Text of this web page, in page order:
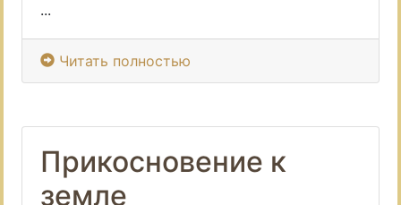
...
Читать полностью
Прикосновение к
земле